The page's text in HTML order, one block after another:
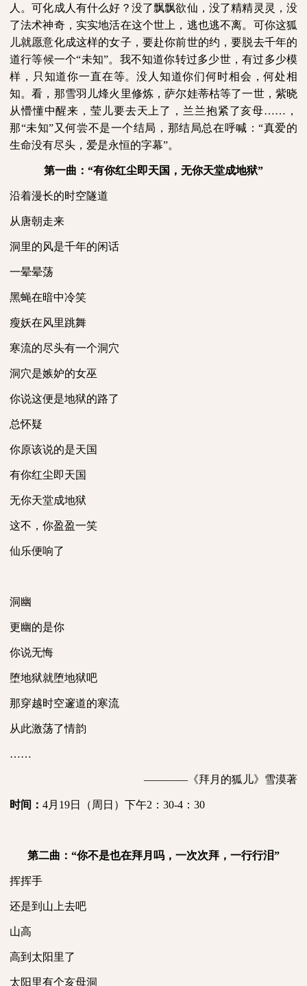
人。可化成人有什么好？没了飘飘欲仙，没了精精灵灵，没
了法术神奇，实实地活在这个世上，逃也逃不离。可你这狐
儿就愿意化成这样的女子，要赴你前世的约，要脱去千年的
道行等候一个“未知”。我不知道你转过多少世，有过多少模
样，只知道你一直在等。没人知道你们何时相会，何处相
知。看，那雪羽儿烽火里修炼，萨尔娃蒂枯等了一世，紫晓
从懵懂中醒来，莹儿要去天上了，兰兰抱紧了亥母……，
那“未知”又何尝不是一个结局，那结局总在呼喊：“真爱的
生命没有尽头，爱是永恒的字幕”。
第一曲：“有你红尘即天国，无你天堂成地狱”
沿着漫长的时空隧道
从唐朝走来
洞里的风是千年的闲话
一晕晕荡
黑蝇在暗中冷笑
瘦妖在风里跳舞
寒流的尽头有一个洞穴
洞穴是嫉妒的女巫
你说这便是地狱的路了
总怀疑
你原该说的是天国
有你红尘即天国
无你天堂成地狱
这不，你盈盈一笑
仙乐便响了
洞幽
更幽的是你
你说无悔
堕地狱就堕地狱吧
那穿越时空邃道的寒流
从此激荡了情韵
……
————《拜月的狐儿》雪漠著
时间： 4月 19日（周日）下午2 ： 30-4 ： 30
第二曲：“你不是也在拜月吗，一次次拜，一行行泪”
挥挥手
还是到山上去吧
山高
高到太阳里了
太阳里有个亥母洞